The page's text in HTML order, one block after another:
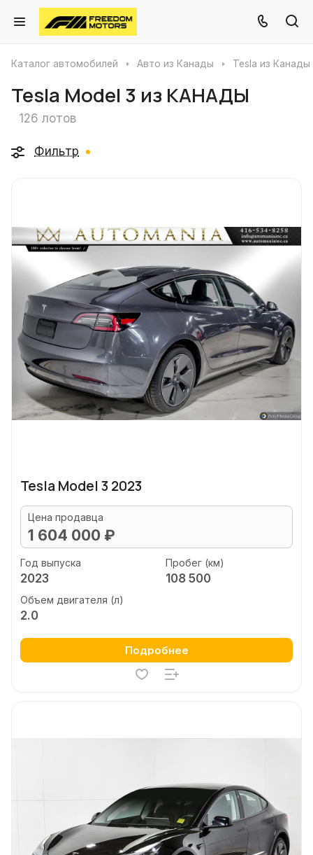
Каталог автомобилей Авто из Канады Tesla из Канады
Tesla Model 3 из КАНАДЫ
126 лотов
Фильтр
Tesla Model 3 2023
Цена продавца
1 604 000 ₽
Год выпуска
2023
Пробег (км)
108 500
Объем двигателя (л)
2.0
Подробнее